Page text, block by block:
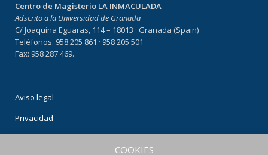
COOKIES
Centro de Magisterio LA INMACULADA
Adscrito a la Universidad de Granada
C/ Joaquina Eguaras, 114 – 18013 · Granada (Spain)
Teléfonos: 958 205 861 · 958 205 501
Fax: 958 287 469.
Aviso legal
Privacidad